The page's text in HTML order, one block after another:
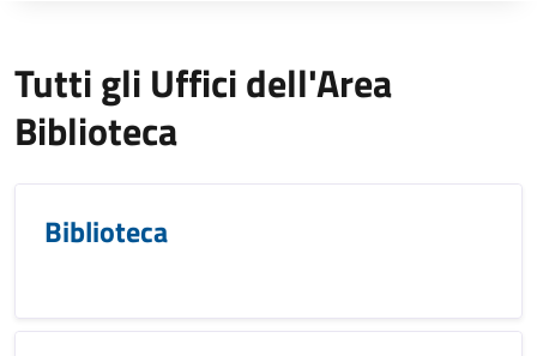
Tutti gli Uffici dell'Area
Biblioteca
Biblioteca